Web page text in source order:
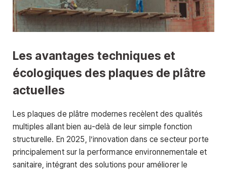
Les avantages techniques et
écologiques des plaques de plâtre
actuelles
Les plaques de plâtre modernes recèlent des qualités
multiples allant bien au-delà de leur simple fonction
structurelle. En 2025, l’innovation dans ce secteur porte
principalement sur la performance environnementale et
sanitaire, intégrant des solutions pour améliorer le